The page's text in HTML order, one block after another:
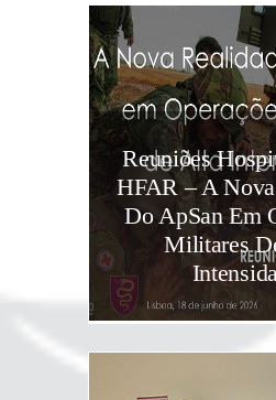
Reuniões
HFAR – A
Do ApSan Em
Militares